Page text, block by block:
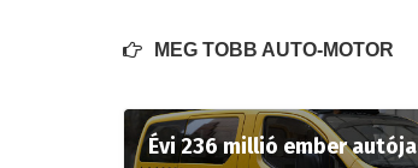
MÉG TÖBB AUTÓ-MOTOR
Évi 236 millió ember autója